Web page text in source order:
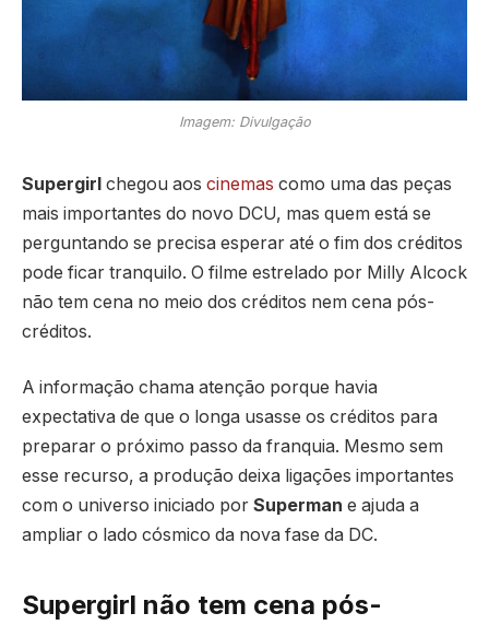
Imagem: Divulgação
Supergirl chegou aos cinemas como uma das peças
mais importantes do novo DCU, mas quem está se
perguntando se precisa esperar até o fim dos créditos
pode ficar tranquilo. O filme estrelado por Milly Alcock
não tem cena no meio dos créditos nem cena pós-
créditos.
A informação chama atenção porque havia
expectativa de que o longa usasse os créditos para
preparar o próximo passo da franquia. Mesmo sem
esse recurso, a produção deixa ligações importantes
com o universo iniciado por Superman e ajuda a
ampliar o lado cósmico da nova fase da DC.
Supergirl não tem cena pós-